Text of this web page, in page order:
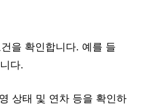
을 확인합니다. 예를 들
다.
상태 및 연차 등을 확인하